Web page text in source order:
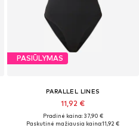
PASIŪLYMAS
PARALLEL LINES
11,92 €
Pradinė kaina: 37,90 €
Paskutinė mažiausia kaina:11,92 €